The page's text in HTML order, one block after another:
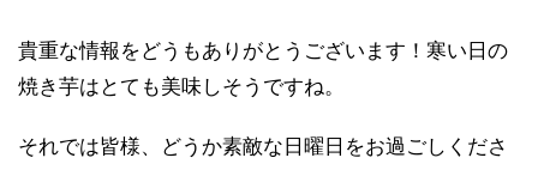
貴重な情報をどうもありがとうございます！寒い日の
焼き芋はとても美味しそうですね。
それでは皆様、どうか素敵な日曜日をお過ごしくださ